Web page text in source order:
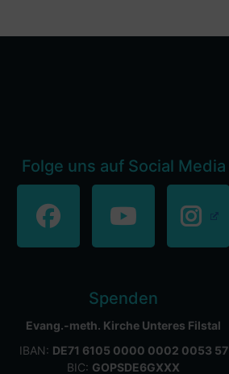
Folge uns auf Social Media
Spenden
Evang.-meth. Kirche Unteres Filstal
IBAN: DE71 6105 0000 0002 0053 57
BIC: GOPSDE6GXXX